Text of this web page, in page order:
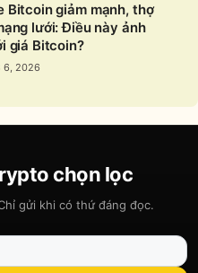
Bitcoin giảm mạnh, thợ
lưới: Điều này ảnh
giá Bitcoin?
6, 2026
chọn lọc
gửi khi có thứ đáng đọc.